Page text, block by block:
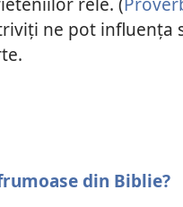
ne pot influența
din Biblie?